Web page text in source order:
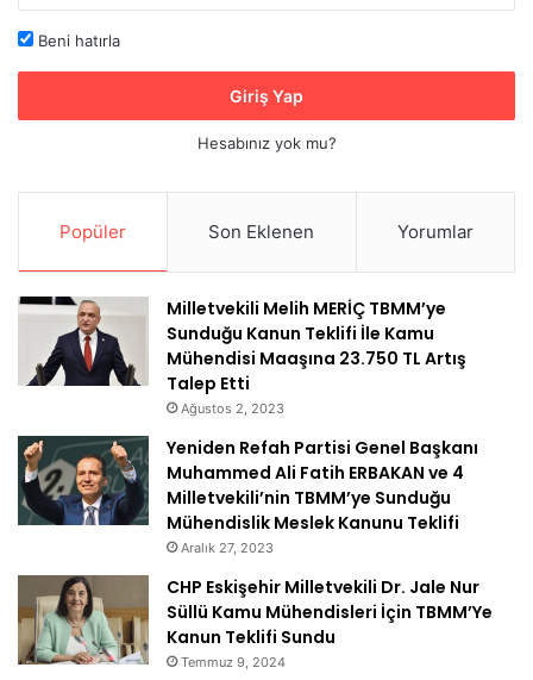
Beni hatırla
Giriş Yap
Hesabınız yok mu?
Popüler Son Eklenen Yorumlar
Milletvekili Melih MERİÇ TBMM’ye
Sunduğu Kanun Teklifi İle Kamu
Mühendisi Maaşına 23.750 TL Artış
Talep Etti
Ağustos 2, 2023
Yeniden Refah Partisi Genel Başkanı
Muhammed Ali Fatih ERBAKAN ve 4
Milletvekili’nin TBMM’ye Sunduğu
Mühendislik Meslek Kanunu Teklifi
Aralık 27, 2023
CHP Eskişehir Milletvekili Dr. Jale Nur
Süllü Kamu Mühendisleri İçin TBMM’Ye
Kanun Teklifi Sundu
Temmuz 9, 2024